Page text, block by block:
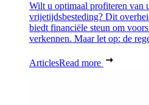
Wilt u optimaal profiteren van
vrijetijdsbesteding? Dit
biedt financiële steun om
verkennen. Maar let op: de
ArticlesRead more